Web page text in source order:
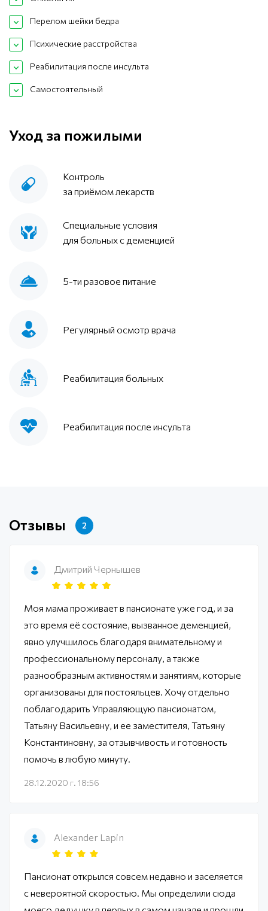
Перелом шейки бедра
Психические расстройства
Реабилитация после инсульта
Самостоятельный
Уход за пожилыми
Контроль
за приёмом лекарств
Специальные условия
для больных с деменцией
5-ти разовое питание
Регулярный осмотр врача
Реабилитация больных
Реабилитация после инсульта
Отзывы 2
Дмитрий Чернышев
Моя мама проживает в пансионате уже год, и за
это время её состояние, вызванное деменцией,
явно улучшилось благодаря внимательному и
профессиональному персоналу, а также
разнообразным активностям и занятиям, которые
организованы для постояльцев. Хочу отдельно
поблагодарить Управляющую пансионатом,
Татьяну Васильевну, и ее заместителя, Татьяну
Константиновну, за отзывчивость и готовность
помочь в любую минуту.
28.12.2020 г. 18:56
Alexander Lapin
Пансионат открылся совсем недавно и заселяется
с невероятной скоростью. Мы определили сюда